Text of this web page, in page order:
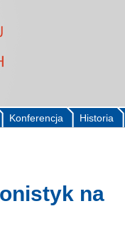
Historia
Konferencja
na